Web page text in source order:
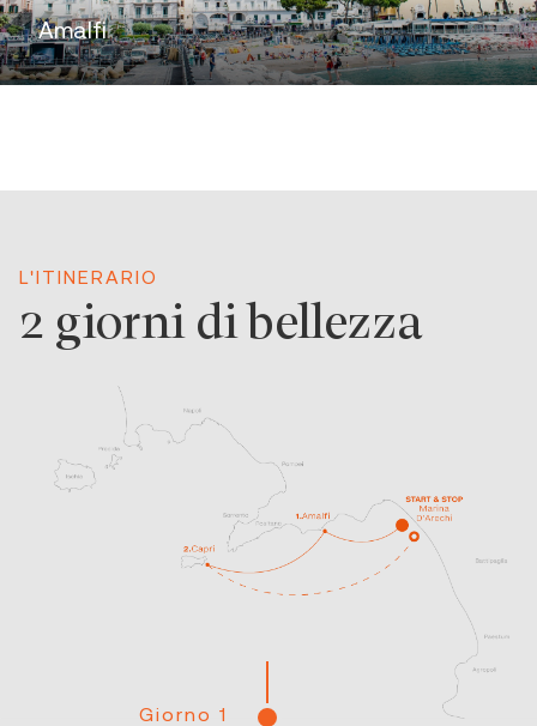
Amalfi
L'ITINERARIO
2 giorni di bellezza
Giorno 1